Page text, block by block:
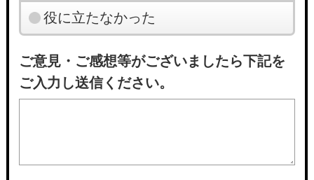
役に立たなかった
ご意見・ご感想等がございましたら下記を
ご入力し送信ください。